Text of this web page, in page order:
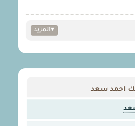
▾المزيد
احمد سعد